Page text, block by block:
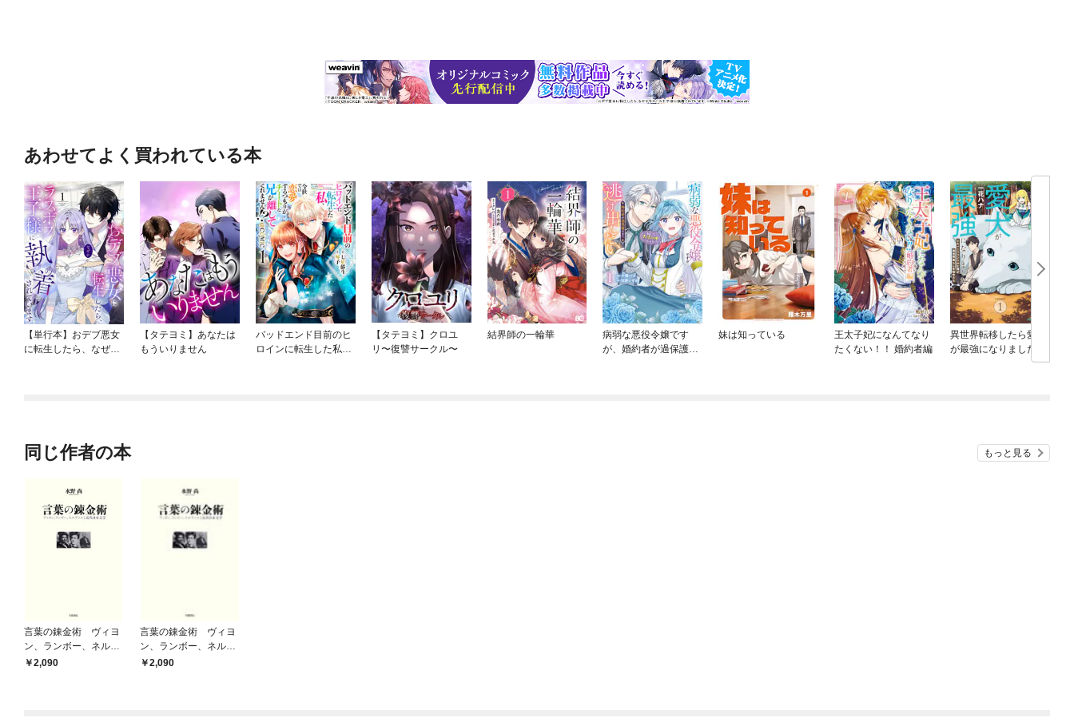
あわせてよく買われている本
【単行本】おデブ悪女
に転生したら、なぜか
【タテヨミ】あなたは
もういりません
バッドエンド目前のヒ
ロインに転生した私、
【タテヨミ】クロユ
リ〜復讐サークル〜
結界師の一輪華
病弱な悪役令嬢です
が、婚約者が過保護す
妹は知っている
王太子妃になんてなり
たくない！！ 婚約者編
異世界転移したら愛犬
が最強になりました ～
シルバーフェンリルと
同じ作者の本 もっと見る
言葉の錬金術 ヴィヨ
ン、ランボー、ネルヴ
ァルと近代日本文学
2,090
言葉の錬金術 ヴィヨ
ン、ランボー、ネルヴ
ァルと近代日本文学
2,090